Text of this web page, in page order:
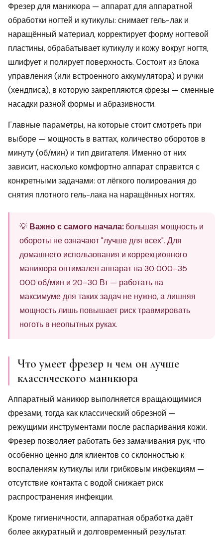
Фрезер для маникюра — аппарат для аппаратной
обработки ногтей и кутикулы: снимает гель-лак и
наращённый материал, корректирует форму ногтевой
пластины, обрабатывает кутикулу и кожу вокруг ногтя,
шлифует и полирует поверхность. Состоит из блока
управления (или встроенного аккумулятора) и ручки
(хендписа), в которую закрепляются фрезы — сменные
насадки разной формы и абразивности.
Главные параметры, на которые стоит смотреть при
выборе — мощность в ваттах, количество оборотов в
минуту (об/мин) и тип двигателя. Именно от них
зависит, насколько комфортно аппарат справится с
конкретными задачами: от лёгкого полирования до
снятия плотного гель-лака на наращённых ногтях.
💡 Важно с самого начала:большая мощность и
обороты не означают "лучше для всех". Для
домашнего использования и коррекционного
маникюра оптимален аппарат на 30 000–35
000 об/мин и 20–30 Вт — работать на
максимуме для таких задач не нужно, а лишняя
мощность лишь повышает риск травмировать
ноготь в неопытных руках.
Что умеет фрезер и чем он лучше
классического маникюра
Аппаратный маникюр выполняется вращающимися
фрезами, тогда как классический обрезной —
режущими инструментами после распаривания кожи.
Фрезер позволяет работать без замачивания рук, что
особенно ценно для клиентов со склонностью к
воспалениям кутикулы или грибковым инфекциям —
отсутствие контакта с водой снижает риск
распространения инфекции.
Кроме гигиеничности, аппаратная обработка даёт
более аккуратный и долговременный результат: